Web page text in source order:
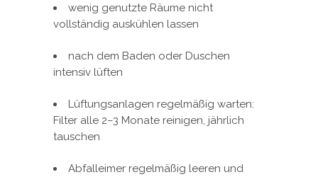
wenig genutzte Räume nicht
vollständig auskühlen lassen
nach dem Baden oder Duschen
intensiv lüften
Lüftungsanlagen regelmäßig warten:
Filter alle 2–3 Monate reinigen, jährlich
tauschen
Abfalleimer regelmäßig leeren und